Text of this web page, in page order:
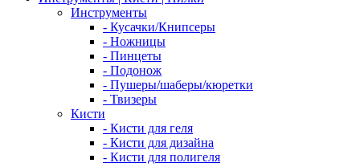
Инструменты
- Кусачки/Книпсеры
- Ножницы
- Пинцеты
- Подонож
- Пушеры/шаберы/кюретки
- Твизеры
Кисти
- Кисти для геля
- Кисти для дизайна
- Кисти для полигеля